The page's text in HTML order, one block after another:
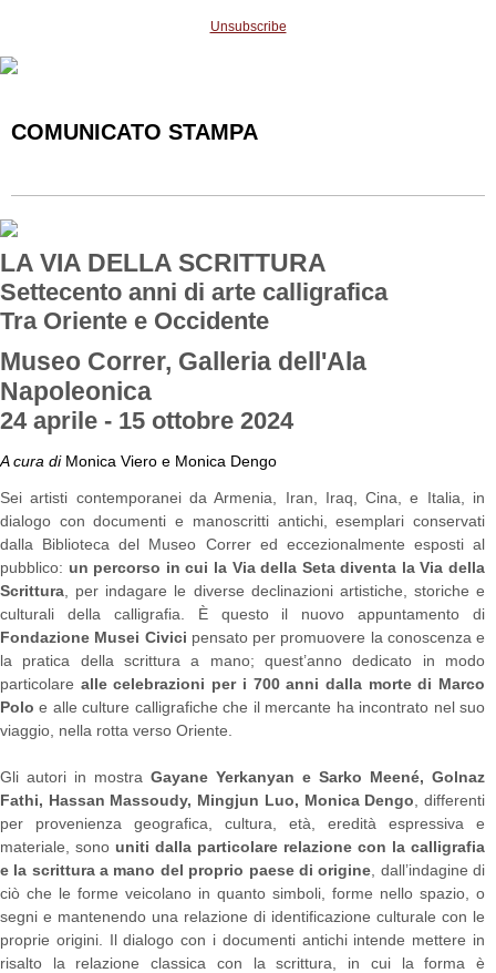
Unsubscribe
COMUNICATO STAMPA
LA VIA DELLA SCRITTURA
Settecento anni di arte calligrafica
Tra Oriente e Occidente
Museo Correr, Galleria dell'Ala
Napoleonica
24 aprile - 15 ottobre 2024
A cura di Monica Viero e Monica Dengo
Sei artisti contemporanei da Armenia, Iran, Iraq, Cina, e Italia, in
dialogo con documenti e manoscritti antichi, esemplari conservati
dalla Biblioteca del Museo Correr ed eccezionalmente esposti al
pubblico: un percorso in cui la Via della Seta diventa la Via della
Scrittura , per indagare le diverse declinazioni artistiche, storiche e
culturali della calligrafia. È questo il nuovo appuntamento di
Fondazione Musei Civici pensato per promuovere la conoscenza e
la pratica della scrittura a mano; quest’anno dedicato in modo
particolare alle celebrazioni per i 700 anni dalla morte di Marco
Poloe alle culture calligrafiche che il mercante ha incontrato nel suo
viaggio, nella rotta verso Oriente.
Gli autori in mostra Gayane Yerkanyan e Sarko Meené, Golnaz
Fathi, Hassan Massoudy, Mingjun Luo, Monica Dengo , differenti
per provenienza geografica, cultura, età, eredità espressiva e
materiale, sono uniti dalla particolare relazione con la calligrafia
e la scrittura a mano del proprio paese di origine , dall’indagine di
ciò che le forme veicolano in quanto simboli, forme nello spazio, o
segni e mantenendo una relazione di identificazione culturale con le
proprie origini. Il dialogo con i documenti antichi intende mettere in
risalto la relazione classica con la scrittura, in cui la forma è